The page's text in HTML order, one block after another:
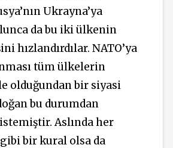
Ukrayna’ya
da bu iki ülkenin
hızlandırdılar. NATO’ya
tüm ülkelerin
olduğundan bir siyasi
bu durumdan
Aslında her
bir kural olsa da